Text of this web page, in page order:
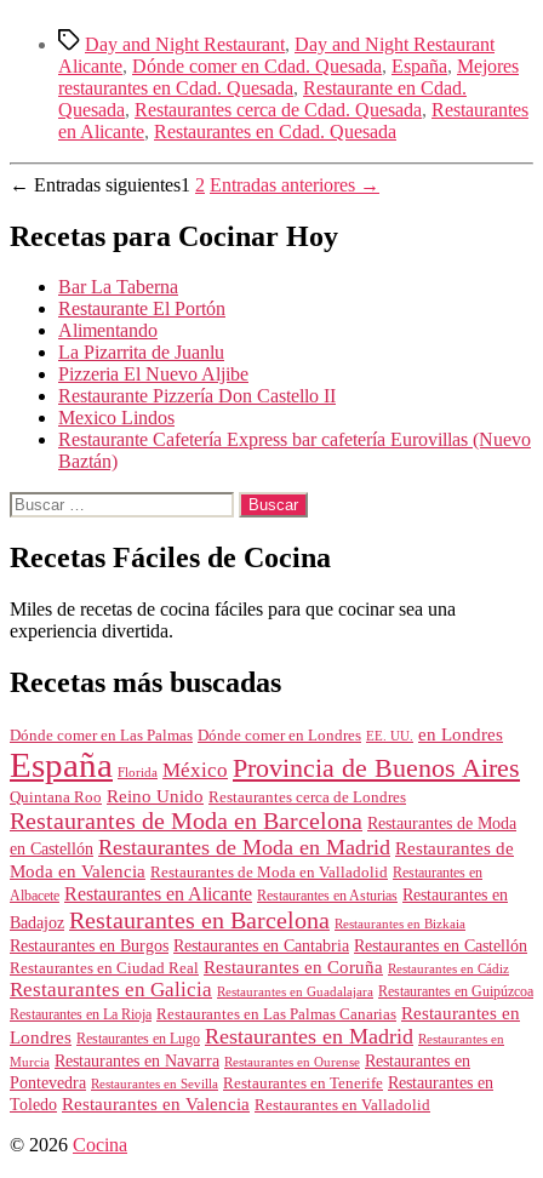
Etiquetas
Day and Night Restaurant, Day and Night Restaurant
Alicante, Dónde comer en Cdad. Quesada, España, Mejores
restaurantes en Cdad. Quesada, Restaurante en Cdad.
Quesada, Restaurantes cerca de Cdad. Quesada, Restaurantes
en Alicante, Restaurantes en Cdad. Quesada
Paginación
de
entradas
← Entradas siguientes1 2 Entradas anteriores →
Recetas para Cocinar Hoy
Bar La Taberna
Restaurante El Portón
Alimentando
La Pizarrita de Juanlu
Pizzeria El Nuevo Aljibe
Restaurante Pizzería Don Castello II
Mexico Lindos
Restaurante Cafetería Express bar cafetería Eurovillas (Nuevo
Baztán)
Buscar:
Recetas Fáciles de Cocina
Miles de recetas de cocina fáciles para que cocinar sea una
experiencia divertida.
Recetas más buscadas
Dónde comer en Las Palmas Dónde comer en Londres EE. UU. en Londres
España Florida México Provincia de Buenos Aires
Quintana Roo Reino Unido Restaurantes cerca de Londres
Restaurantes de Moda en Barcelona Restaurantes de Moda
en Castellón Restaurantes de Moda en Madrid Restaurantes de
Moda en Valencia Restaurantes de Moda en Valladolid Restaurantes en
Albacete Restaurantes en Alicante Restaurantes en Asturias Restaurantes en
Badajoz Restaurantes en Barcelona Restaurantes en Bizkaia
Restaurantes en Burgos Restaurantes en Cantabria Restaurantes en Castellón
Restaurantes en Ciudad Real Restaurantes en Coruña Restaurantes en Cádiz
Restaurantes en Galicia Restaurantes en Guadalajara Restaurantes en Guipúzcoa
Restaurantes en La Rioja Restaurantes en Las Palmas Canarias Restaurantes en
Londres Restaurantes en Lugo Restaurantes en Madrid Restaurantes en
Murcia Restaurantes en Navarra Restaurantes en Ourense Restaurantes en
Pontevedra Restaurantes en Sevilla Restaurantes en Tenerife Restaurantes en
Toledo Restaurantes en Valencia Restaurantes en Valladolid
© 2026 Cocina